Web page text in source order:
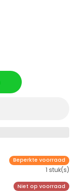
Beperkte voorraad
1 stuk(s)
Niet op voorraad